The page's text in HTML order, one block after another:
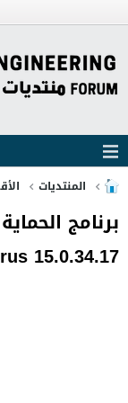
المنتديات
برنامج
15.0.34.17